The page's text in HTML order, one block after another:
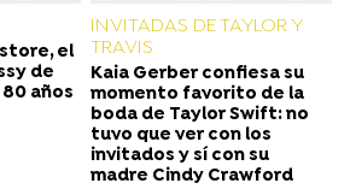
el
de
80 años
INVITADAS DE TAYLOR Y
TRAVIS
Kaia Gerber confiesa su
momento favorito de la
boda de Taylor Swift: no
tuvo que ver con los
invitados y sí con su
madre Cindy Crawford